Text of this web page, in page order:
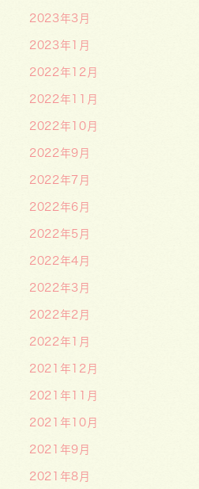
2023年3月
2023年1月
2022年12月
2022年11月
2022年10月
2022年9月
2022年7月
2022年6月
2022年5月
2022年4月
2022年3月
2022年2月
2022年1月
2021年12月
2021年11月
2021年10月
2021年9月
2021年8月